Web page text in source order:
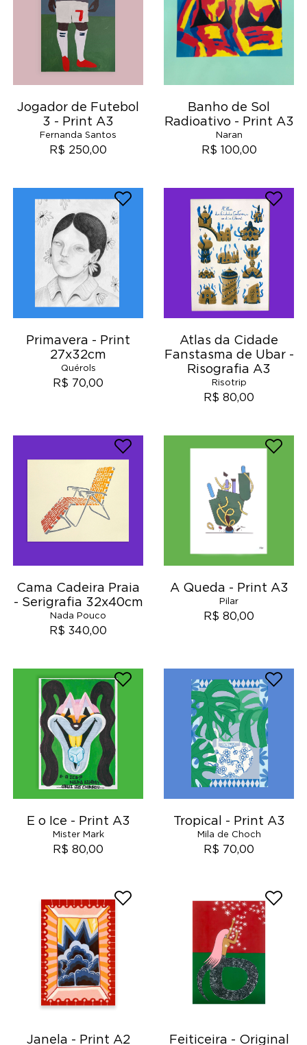
Jogador de Futebol
3 - Print A3
Fernanda Santos
R$ 250,00
Banho de Sol
Radioativo - Print A3
Naran
R$ 100,00
Primavera - Print
27x32cm
Quérols
R$ 70,00
Atlas da Cidade
Fanstasma de Ubar -
Risografia A3
Risotrip
R$ 80,00
Cama Cadeira Praia
- Serigrafia 32x40cm
Nada Pouco
R$ 340,00
A Queda - Print A3
Pilar
R$ 80,00
E o Ice - Print A3
Mister Mark
R$ 80,00
Tropical - Print A3
Mila de Choch
R$ 70,00
Janela - Print A2 Feiticeira - Original